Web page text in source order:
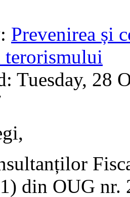
Prevenirea și
Tuesday, 28
din OUG nr.